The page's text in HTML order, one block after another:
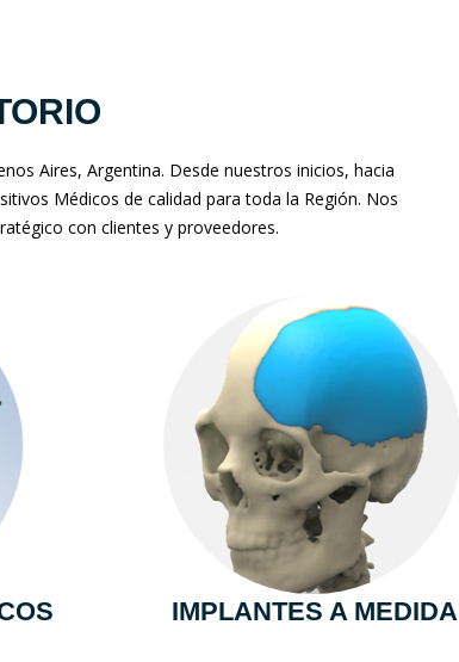
Aires, Argentina. Desde nuestros inicios, hacia
Médicos de calidad para toda la Región. Nos
con clientes y proveedores.
IMPLANTES A MEDIDA